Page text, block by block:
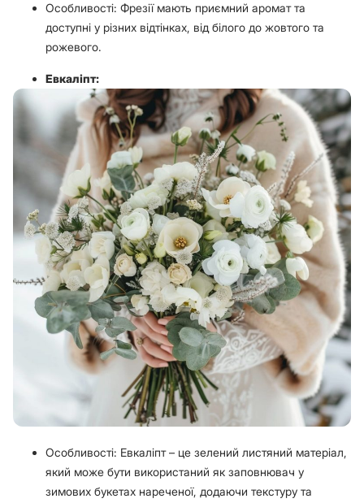
Особливості: Фрезії мають приємний аромат та
доступні у різних відтінках, від білого до жовтого та
рожевого.
Евкаліпт:
Особливості: Евкаліпт – це зелений листяний матеріал,
який може бути використаний як заповнювач у
зимових букетах нареченої, додаючи текстуру та